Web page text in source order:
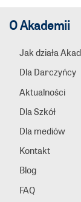
O Akademii
Jak działa
Dla Darczyńcy
Aktualności
Dla Szkół
Dla mediów
Kontakt
Blog
FAQ